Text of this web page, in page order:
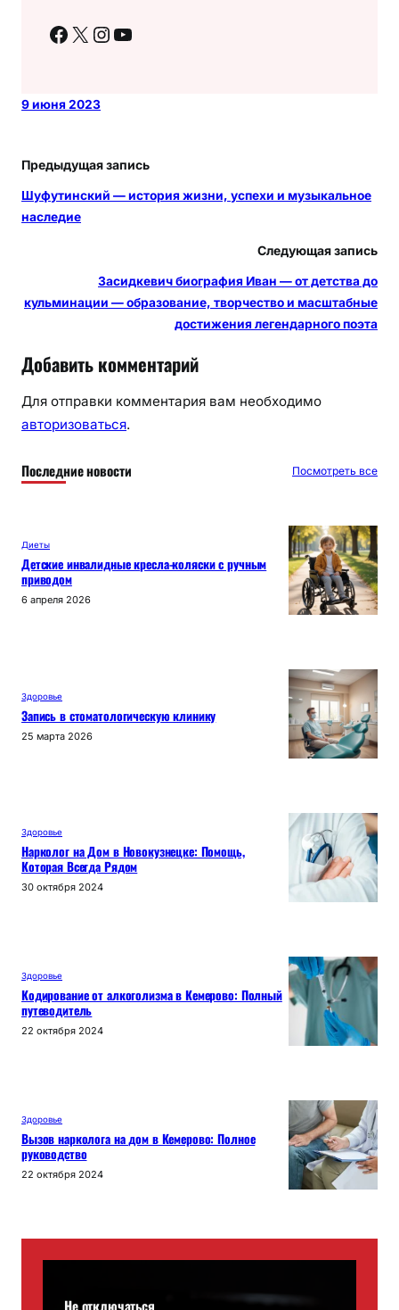
Facebook X Instagram YouTube
9 июня 2023
Предыдущая запись
Шуфутинский — история жизни, успехи и музыкальное
наследие
Следующая запись
Засидкевич биография Иван — от детства до
кульминации — образование, творчество и масштабные
достижения легендарного поэта
Добавить комментарий
Для отправки комментария вам необходимо
авторизоваться.
Последние новости Посмотреть все
Диеты
Детские инвалидные кресла-коляски с ручным
приводом
6 апреля 2026
Здоровье
Запись в стоматологическую клинику
25 марта 2026
Здоровье
Нарколог на Дом в Новокузнецке: Помощь,
Которая Всегда Рядом
30 октября 2024
Здоровье
Кодирование от алкоголизма в Кемерово: Полный
путеводитель
22 октября 2024
Здоровье
Вызов нарколога на дом в Кемерово: Полное
руководство
22 октября 2024
Не отключаться